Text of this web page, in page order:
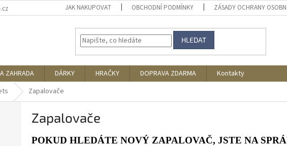
JAK NAKUPOVAT OBCHODNÍ PODMÍNKY ZÁSADY OCHRANY
HLEDAT
ZAHRADA DÁRKY HRAČKY DOPRAVA ZDARMA
Kontakty
Zapalovače
Zapalovače
POKUD HLEDÁTE NOVÝ ZAPALOVAČ, JSTE NA